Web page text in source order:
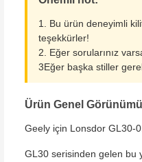
1. Bu ürün deneyimli
teşekkürler!
2. Eğer sorularınız
3Eğer başka stiller
Ürün Genel Görünümü
Geely için Lonsdor GL30-
GL30 serisinden gelen bu